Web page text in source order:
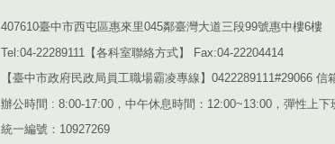
407610臺中市西屯區惠來里045鄰臺灣大道三段99號惠中樓6樓
Tel:04-22289111【各科室聯絡方式】 Fax:04-22204414
【臺中市政府民政局員工職場霸凌專線】0422289111#29066
辦公時間 : 8:00-17:00，中午休息時間：12:00~13:00，彈性上
統一編號：10927269